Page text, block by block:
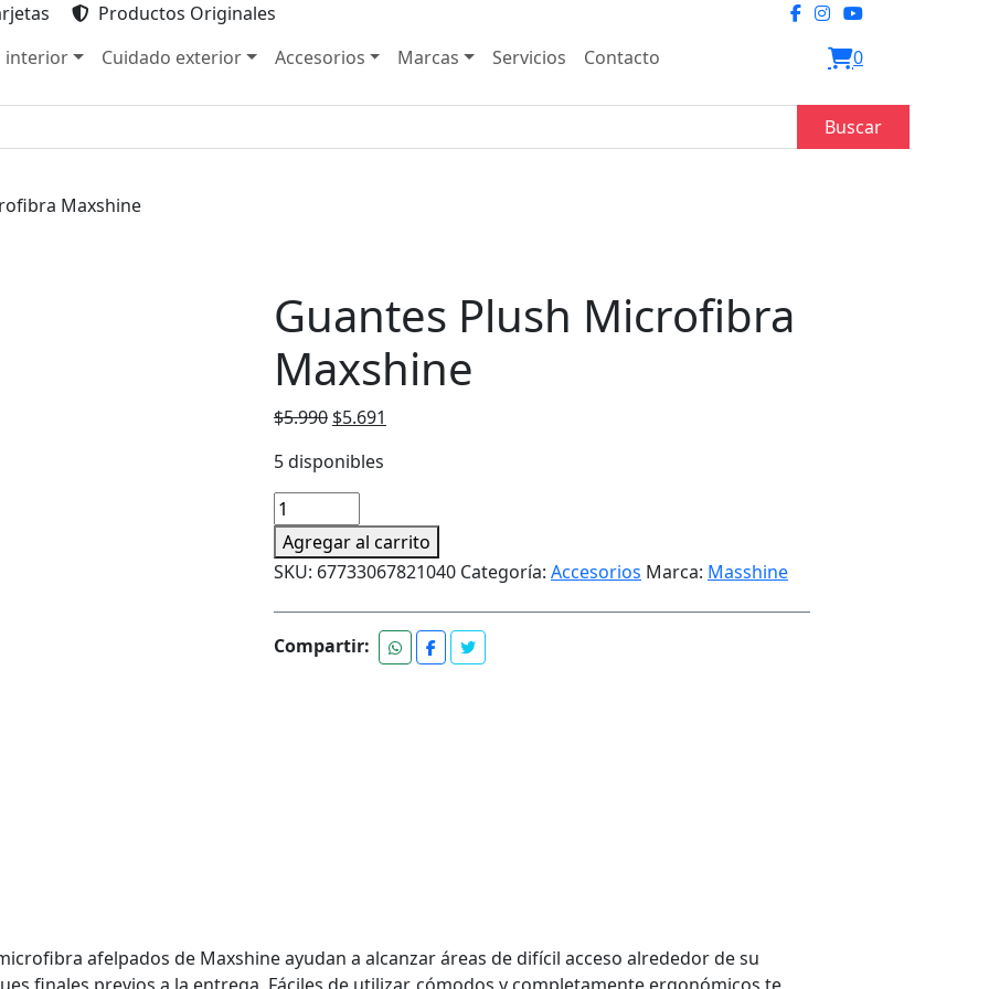
Productos Originales
interior
Cuidado exterior Accesorios Marcas Servicios Contacto 0
Buscar
Maxshine
Guantes Plush Microfibra
Maxshine
$5.990 El
original
era:
$5.990.
$5.691
$5.691.
5 disponibles
Guantes
Plush
Microfibra
Maxshine
cantidad
Agregar al carrito
SKU: 67733067821040 Categoría: Accesorios Marca: Masshine
Compartir:
afelpados de Maxshine ayudan a alcanzar áreas de difícil acceso alrededor de su